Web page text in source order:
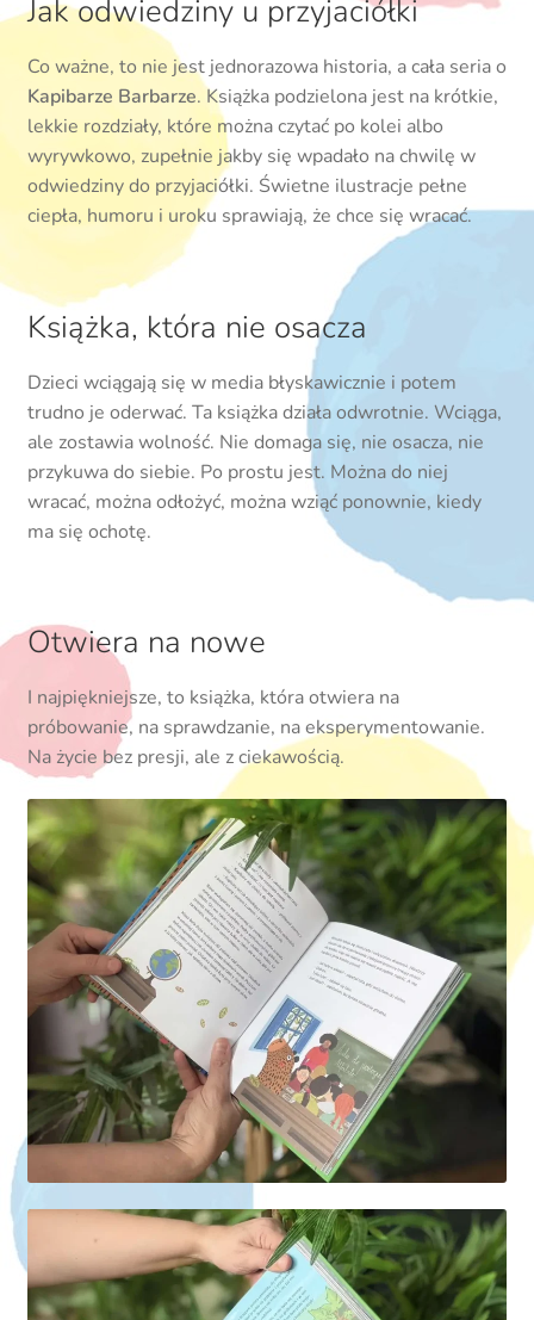
Jak odwiedziny u przyjaciółki
Co ważne, to nie jest jednorazowa historia, a cała seria o
Kapibarze Barbarze. Książka podzielona jest na krótkie,
lekkie rozdziały, które można czytać po kolei albo
wyrywkowo, zupełnie jakby się wpadało na chwilę w
odwiedziny do przyjaciółki. Świetne ilustracje pełne
ciepła, humoru i uroku sprawiają, że chce się wracać.
Książka, która nie osacza
Dzieci wciągają się w media błyskawicznie i potem
trudno je oderwać. Ta książka działa odwrotnie. Wciąga,
ale zostawia wolność. Nie domaga się, nie osacza, nie
przykuwa do siebie. Po prostu jest. Można do niej
wracać, można odłożyć, można wziąć ponownie, kiedy
ma się ochotę.
Otwiera na nowe
I najpiękniejsze, to książka, która otwiera na
próbowanie, na sprawdzanie, na eksperymentowanie.
Na życie bez presji, ale z ciekawością.